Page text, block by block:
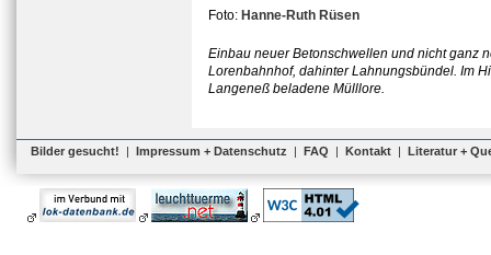
Foto: Hanne-Ruth Rüsen
Einbau neuer Betonschwellen und nicht ganz
Lorenbahnhof, dahinter Lahnungsbündel. Im
Langeneß beladene Mülllore.
Bilder gesucht! | Impressum + Datenschutz | FAQ | Kontakt | Literatur +